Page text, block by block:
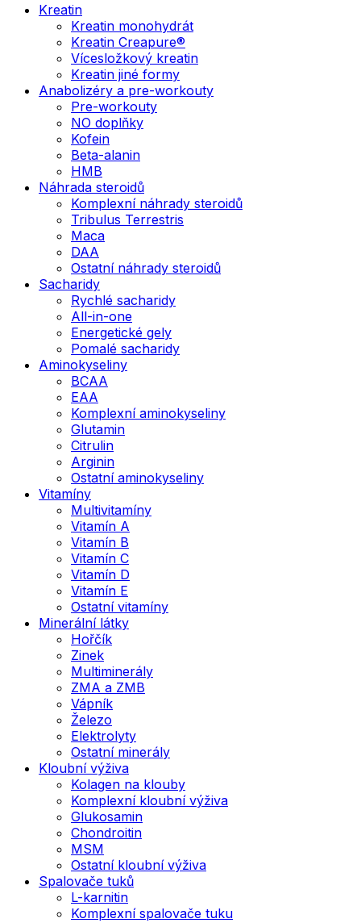
Kreatin
Kreatin monohydrát
Kreatin Creapure®
Vícesložkový kreatin
Kreatin jiné formy
Anabolizéry a pre-workouty
Pre-workouty
NO doplňky
Kofein
Beta-alanin
HMB
Náhrada steroidů
Komplexní náhrady steroidů
Tribulus Terrestris
Maca
DAA
Ostatní náhrady steroidů
Sacharidy
Rychlé sacharidy
All-in-one
Energetické gely
Pomalé sacharidy
Aminokyseliny
BCAA
EAA
Komplexní aminokyseliny
Glutamin
Citrulin
Arginin
Ostatní aminokyseliny
Vitamíny
Multivitamíny
Vitamín A
Vitamín B
Vitamín C
Vitamín D
Vitamín E
Ostatní vitamíny
Minerální látky
Hořčík
Zinek
Multiminerály
ZMA a ZMB
Vápník
Železo
Elektrolyty
Ostatní minerály
Kloubní výživa
Kolagen na klouby
Komplexní kloubní výživa
Glukosamin
Chondroitin
MSM
Ostatní kloubní výživa
Spalovače tuků
L-karnitin
Komplexní spalovače tuku